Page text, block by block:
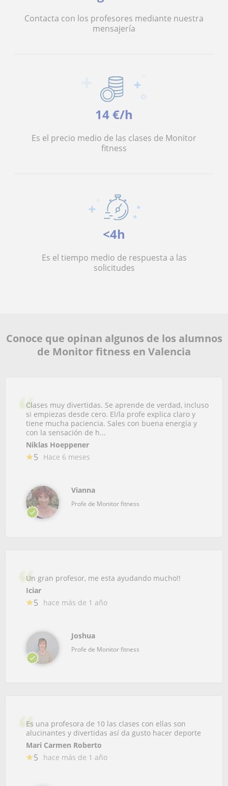
Contacta con los profesores mediante nuestra
mensajería
14 €/h
Es el precio medio de las clases de Monitor
fitness
<4h
Es el tiempo medio de respuesta a las
solicitudes
Conoce que opinan algunos de los alumnos
de Monitor fitness en Valencia
Clases muy divertidas. Se aprende de verdad, incluso
si empiezas desde cero. El/la profe explica claro y
tiene mucha paciencia. Sales con buena energía y
con la sensación de h...
Niklas Hoeppener
5 Hace 6 meses
Vianna
Profe de Monitor fitness
Un gran profesor, me esta ayudando mucho!!
Iciar
5 hace más de 1 año
Joshua
Profe de Monitor fitness
Es una profesora de 10 las clases con ellas son
alucinantes y divertidas así da gusto hacer deporte
Mari Carmen Roberto
5 hace más de 1 año